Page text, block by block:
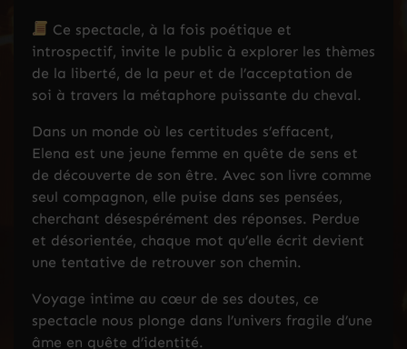
Ce spectacle, à la fois poétique et
introspectif, invite le public à explorer les thèmes
de la liberté, de la peur et de l’acceptation de
soi à travers la métaphore puissante du cheval.
Dans un monde où les certitudes s’effacent,
Elena est une jeune femme en quête de sens et
de découverte de son être. Avec son livre comme
seul compagnon, elle puise dans ses pensées,
cherchant désespérément des réponses. Perdue
et désorientée, chaque mot qu’elle écrit devient
une tentative de retrouver son chemin.
Voyage intime au cœur de ses doutes, ce
spectacle nous plonge dans l’univers fragile d’une
âme en quête d’identité.